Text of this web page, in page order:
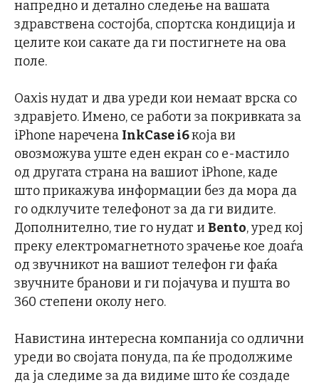
напредно и детално следење на вашата
здравствена состојба, спортска кондиција и
целите кои сакате да ги постигнете на ова
поле.
Oaxis нудат и два уреди кои немаат врска со
здравјето. Имено, се работи за покривката за
iPhone наречена InkCase i6која ви
овозможува уште еден екран со е-мастило
од другата страна на вашиот iPhone, каде
што прикажува информации без да мора да
го одклучите телефонот за да ги видите.
Дополнително, тие го нудат и Bento, уред кој
преку електромагнетното зрачење кое доаѓа
од звучникот на вашиот телефон ги фаќа
звучните бранови и ги појачува и пушта во
360 степени околу него.
Навистина интересна компанија со одлични
уреди во својата понуда, па ќе продолжиме
да ја следиме за да видиме што ќе создаде